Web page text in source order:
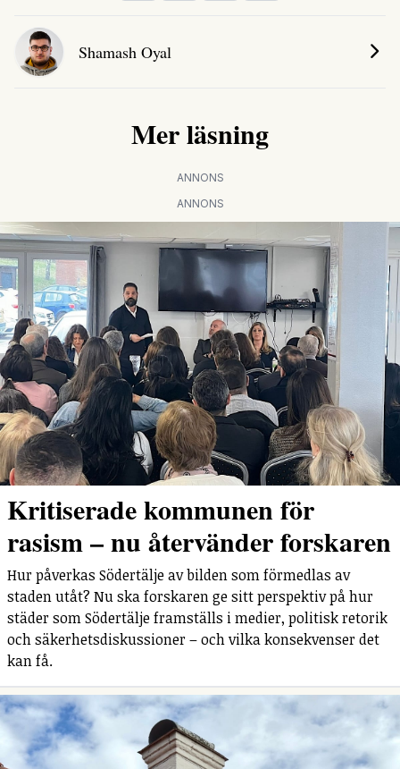
Shamash Oyal
Mer läsning
ANNONS
ANNONS
Kritiserade kommunen för
rasism – nu återvänder forskaren
Hur påverkas Södertälje av bilden som förmedlas av
staden utåt? Nu ska forskaren ge sitt perspektiv på hur
städer som Södertälje framställs i medier, politisk retorik
och säkerhetsdiskussioner – och vilka konsekvenser det
kan få.